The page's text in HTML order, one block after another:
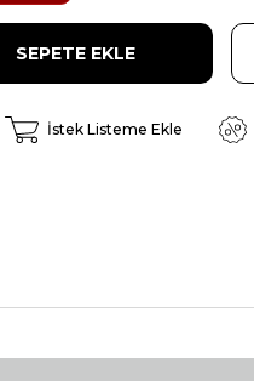
İstek Listeme Ekle